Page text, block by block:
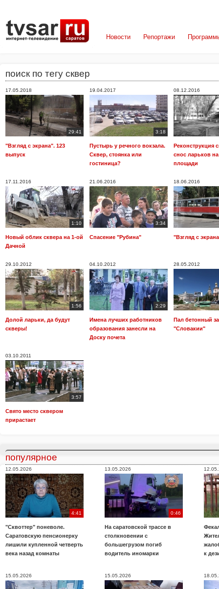
Новости Репортажи
поиск по тегу сквер
17.05.2018
29:41
"Взгляд с экрана". 123
выпуск
19.04.2017
3:18
Пустырь у речного вокзала.
Сквер, стоянка или
гостиница?
08.12.2016
Реконструкция
снос ларьков
площади
17.11.2016
1:10
Новый облик сквера на 1-ой
Дачной
21.06.2016
3:34
Спасение "Рубина"
18.06.2016
"Взгляд с
29.10.2012
1:56
Долой ларьки, да будут
скверы!
04.10.2012
2:29
Имена лучших работников
образования занесли на
Доску почета
28.05.2012
Пал бетонный
"Словакии"
03.10.2011
3:57
Свято место сквером
прирастает
популярное
12.05.2026
4:41
"Сквоттер" поневоле.
Саратовскую пенсионерку
лишили купленной четверть
века назад комнаты
13.05.2026
0:46
На саратовской трассе в
столкновении с
большегрузом погиб
водитель иномарки
к
15.05.2026 15.05.2026